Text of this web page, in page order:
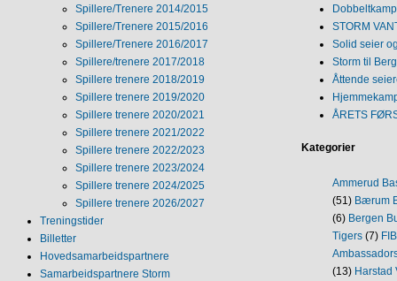
Spillere/Trenere 2014/2015
Spillere/Trenere 2015/2016
Spillere/Trenere 2016/2017
Spillere/trenere 2017/2018
Spillere trenere 2018/2019
Spillere trenere 2019/2020
Spillere trenere 2020/2021
Spillere trenere 2021/2022
Spillere trenere 2022/2023
Spillere trenere 2023/2024
Spillere trenere 2024/2025
Spillere trenere 2026/2027
Treningstider
Billetter
Hovedsamarbeidspartnere
Samarbeidspartnere Storm
STORM
Solid seier
Storm til
Åttende
ÅRETS
Kategorier
Ammerud
(51) Bærum
(6) Bergen
Tigers (7)
(13) Harstad